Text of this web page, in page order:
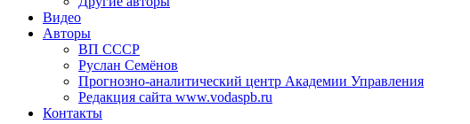
Видео
Авторы
ВП СССР
Руслан Семёнов
Прогнозно-аналитический центр Академии Управления
Редакция сайта www.vodaspb.ru
Контакты